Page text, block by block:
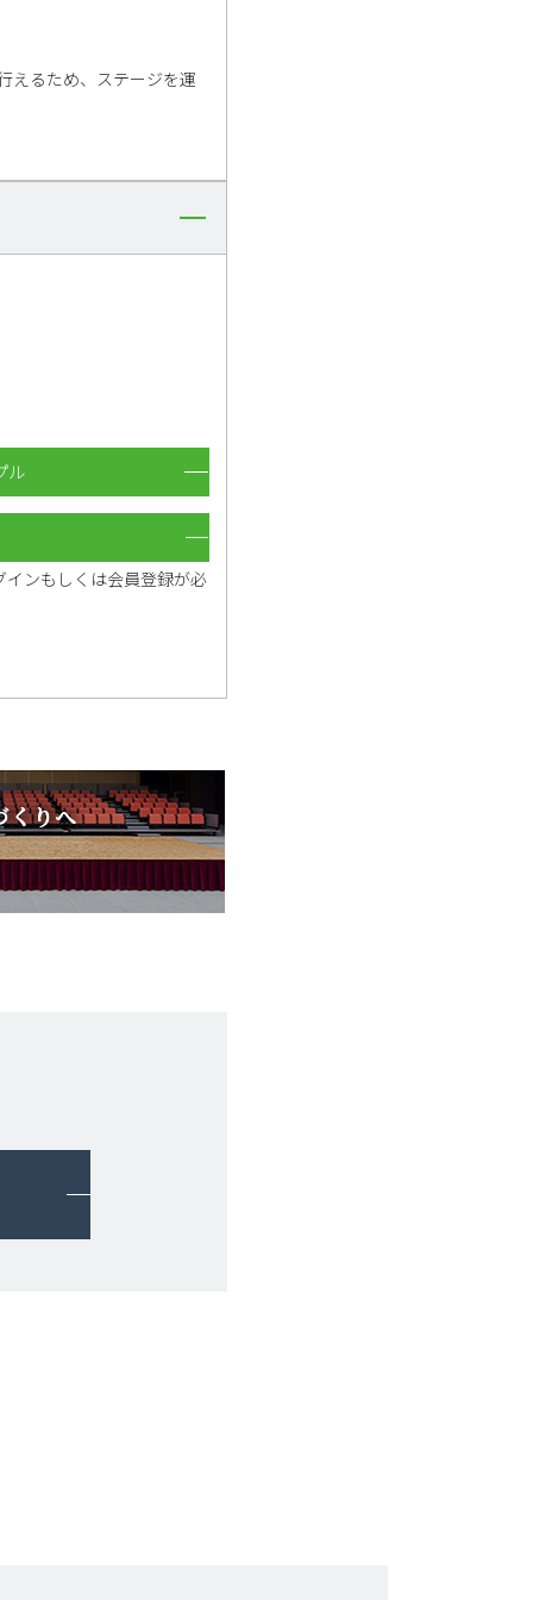
えるため、ステージを運
ル
ンもしくは会員登録が必